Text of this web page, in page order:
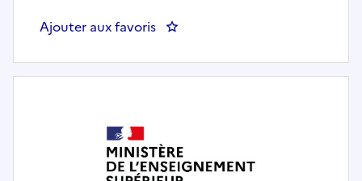
Ajouter aux favoris : Ingénieur en instrumentation